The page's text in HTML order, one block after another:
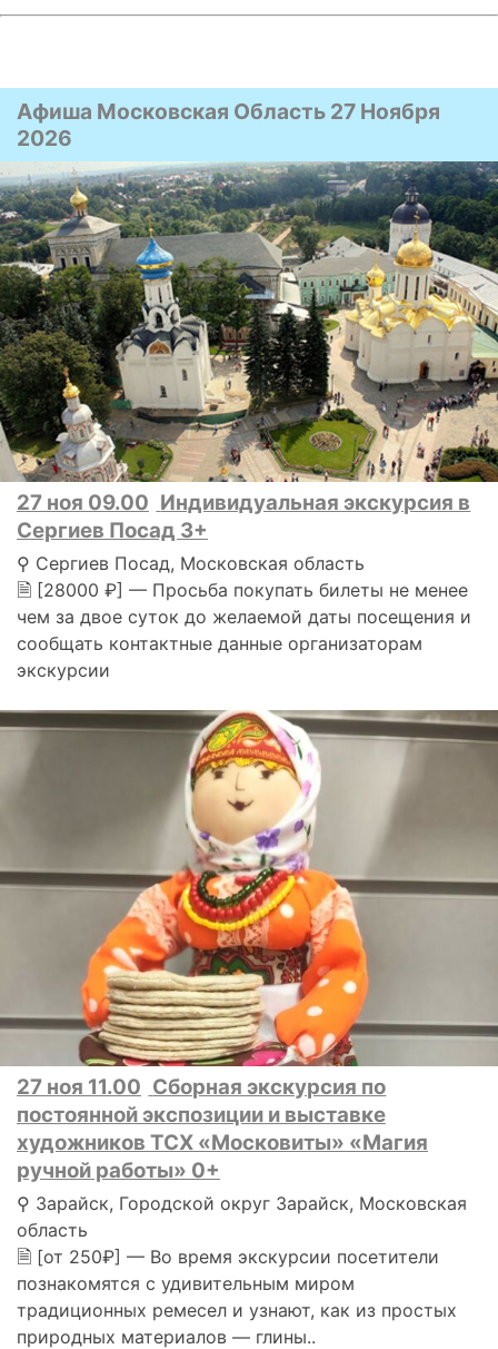
Афиша Московская Область 27 Ноября
2026
27 ноя 09.00 Индивидуальная экскурсия в
Сергиев Посад 3+
⚲ Сергиев Посад, Московская область
🗎 [28000 ₽] — Просьба покупать билеты не менее
чем за двое суток до желаемой даты посещения и
сообщать контактные данные организаторам
экскурсии
27 ноя 11.00 Сборная экскурсия по
постоянной экспозиции и выставке
художников ТСХ «Московиты» «Магия
ручной работы» 0+
⚲ Зарайск, Городской округ Зарайск, Московская
область
🗎 [от 250₽] — Во время экскурсии посетители
познакомятся с удивительным миром
традиционных ремесел и узнают, как из простых
природных материалов — глины..